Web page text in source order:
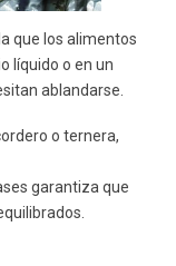
que los alimentos
líquido o en un
ablandarse.
o ternera,
garantiza que